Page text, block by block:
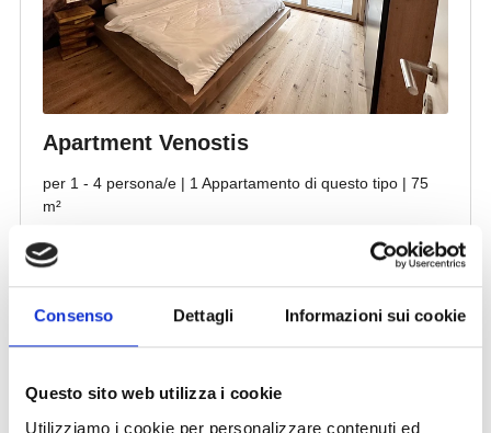
Consenso Dettagli Informazioni sui cookie
Questo sito web utilizza i cookie
Utilizziamo i cookie per personalizzare contenuti ed